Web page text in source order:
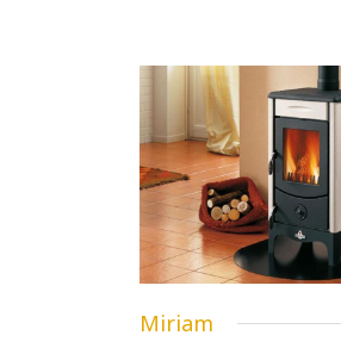
Miriam